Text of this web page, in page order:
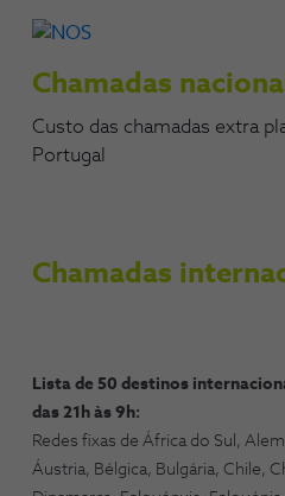
Chamadas
Custo das chamadas extra
Portugal
Chamadas
Lista de 50 destinos
das 21h às 9h:
Redes fixas de África do Sul,
Áustria, Bélgica, Bulgária, Chile,